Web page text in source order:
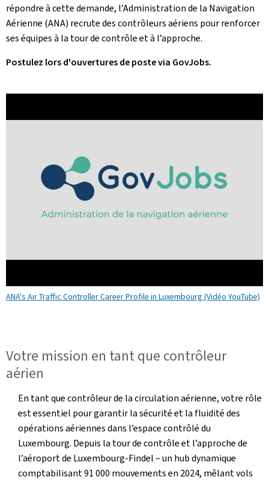
répondre à cette demande, l’Administration de la Navigation
Aérienne (ANA) recrute des contrôleurs aériens pour renforcer
ses équipes à la tour de contrôle et à l’approche.
Postulez lors d'ouvertures de poste via GovJobs.
ANA's Air Traffic Controller Career Profile in Luxembourg (Vidéo YouTube)
Votre mission en tant que contrôleur
aérien
En tant que contrôleur de la circulation aérienne, votre rôle
est essentiel pour garantir la sécurité et la fluidité des
opérations aériennes dans l’espace contrôlé du
Luxembourg. Depuis la tour de contrôle et l’approche de
l’aéroport de Luxembourg-Findel – un hub dynamique
comptabilisant 91 000 mouvements en 2024, mêlant vols